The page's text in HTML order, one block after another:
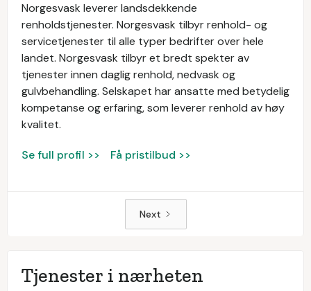
Norgesvask leverer landsdekkende
renholdstjenester. Norgesvask tilbyr renhold- og
servicetjenester til alle typer bedrifter over hele
landet. Norgesvask tilbyr et bredt spekter av
tjenester innen daglig renhold, nedvask og
gulvbehandling. Selskapet har ansatte med betydelig
kompetanse og erfaring, som leverer renhold av høy
kvalitet.
Se full profil >> Få pristilbud >>
Next
Tjenester i nærheten